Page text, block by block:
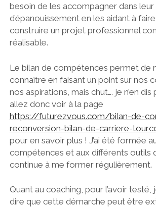
besoin de les accompagner dans
d’épanouissement en les aidant à
construire un projet professionnel
réalisable.
Le bilan de compétences permet de
connaître en faisant un point sur nos
nos aspirations, mais chut…. je n’en dis
allez donc voir à la page
https://futurezvous.com/bilan-de-
reconversion-bilan-de-carriere-
pour en savoir plus ! J’ai été formée
compétences et aux différents outils
continue à me former régulièrement.
Quant au coaching, pour l’avoir testé,
dire que cette démarche peut être